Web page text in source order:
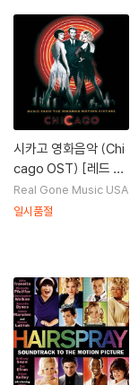
으로는 홀리 헌터, 데
리 주연의 <본 콜렉
벌어지는 모든 일들
리드하는 파워우먼
여우조연상에 노미네
이후 코미디 영화 <
도 참가하였다.
[필모그래피]
마이 라이프(1993)|
키스(1998)|주연배우
시카고(2002)|매트론
무서운 영화3(2003)|
브링 다운 더 하우스
택시: 더 맥시멈
시카고 영화음악 (Chi
cago OST) [레드 &
옐로우 컬러 2LP]
Real Gone Music USA
일시품절